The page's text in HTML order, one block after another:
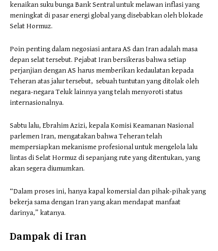
kenaikan suku bunga Bank Sentral untuk melawan inflasi yang
meningkat di pasar energi global yang disebabkan oleh blokade
Selat Hormuz.
Poin penting dalam negosiasi antara AS dan Iran adalah masa
depan selat tersebut. Pejabat Iran bersikeras bahwa setiap
perjanjian dengan AS harus memberikan kedaulatan kepada
Teheran atas jalur tersebut, sebuah tuntutan yang ditolak oleh
negara-negara Teluk lainnya yang telah menyoroti status
internasionalnya.
Sabtu lalu, Ebrahim Azizi, kepala Komisi Keamanan Nasional
parlemen Iran, mengatakan bahwa Teheran telah
mempersiapkan mekanisme profesional untuk mengelola lalu
lintas di Selat Hormuz di sepanjang rute yang ditentukan, yang
akan segera diumumkan.
“Dalam proses ini, hanya kapal komersial dan pihak-pihak yang
bekerja sama dengan Iran yang akan mendapat manfaat
darinya,” katanya.
Dampak di Iran